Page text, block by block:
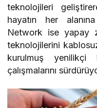
teknolojileri
hayatın her
Network ise yapay
teknolojilerini
kurulmuş
çalışmalarını